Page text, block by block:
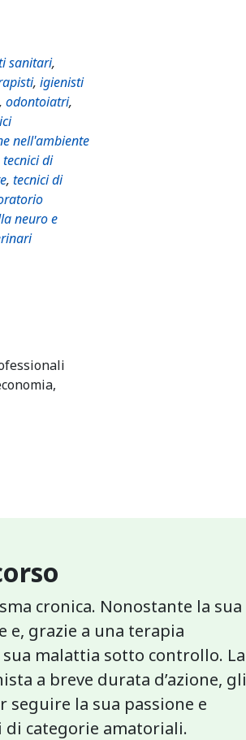
sanitari,
, igienisti
, odontoiatri,
nell'ambiente
tecnici di
, tecnici di
neuro e
cronica. Nonostante la sua
e, grazie a una terapia
malattia sotto controllo. La
a breve durata d’azione, gli
la sua passione e
categorie amatoriali.